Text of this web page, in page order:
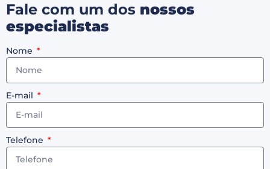
Fale com um dos nossos
especialistas
Nome
E-mail
Telefone